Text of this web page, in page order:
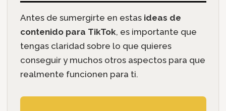
Antes de sumergirte en estas ideas de
contenido para TikTok, es importante que
tengas claridad sobre lo que quieres
conseguir y muchos otros aspectos para que
realmente funcionen para ti.